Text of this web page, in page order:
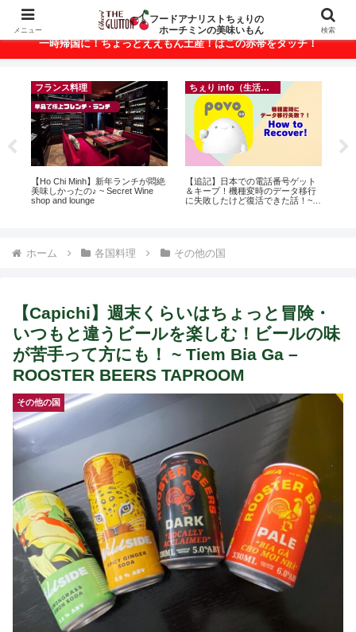
ベトナム・ホーチミンの美味いもんが満載！
一時帰国に！ちょっとええもん土産！はこの赤帯をタッチ！
フランス料理
【Ho Chi Minh】新年ランチが悶絶
美味しかったの♪ ~ Secret Wine
shop and lounge
ちぇり info（生活情報）
【追記】日本での電話番号ゲット
＆キープ！機種変時のデータ移行
に失敗したけど復活できた話！~
ホーム 各国料理 その他の国
【Capichi】週末くらいはちょっと冒険・
いつもと違うビールを楽しむ！ビールの味
が苦手って方にも！ ~ Tiem Bia Ga –
ROOSTER BEERS TAPROOM
その他の国
メニュー
フードアナリストちぇりの
ホーチミンの美味いもん
検索